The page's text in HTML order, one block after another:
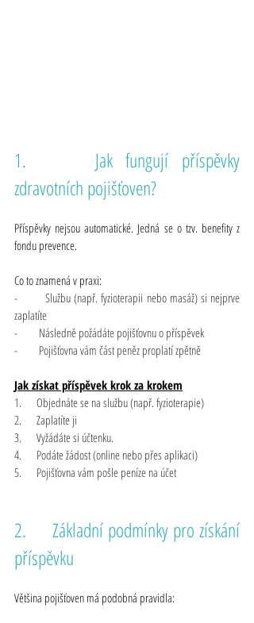
1.     Jak fungují příspěvky
zdravotních pojišťoven?
Příspěvky nejsou automatické. Jedná se o tzv. benefity z
fondu prevence.
Co to znamená v praxi:
-       Službu (např. fyzioterapii nebo masáž) si nejprve
zaplatíte
-       Následně požádáte pojišťovnu o příspěvek
-       Pojišťovna vám část peněz proplatí zpětně
Jak získat příspěvek krok za krokem
1.     Objednáte se na službu (např. fyzioterapie)
2.     Zaplatíte ji
3.     Vyžádáte si účtenku.
4.     Podáte žádost (online nebo přes aplikaci)
5.     Pojišťovna vám pošle peníze na účet
2.     Základní podmínky pro získání
příspěvku
Většina pojišťoven má podobná pravidla: